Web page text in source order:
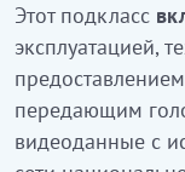
Бұл ішкі
таратудың
мәтіндік,
беретін
Этот подкласс
эксплуатацией,
передающим
видеоданные с